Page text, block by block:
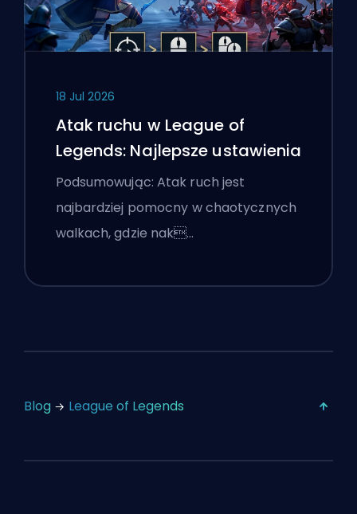
18 Jul 2026
Atak ruchu w League of
Legends: Najlepsze ustawienia
Podsumowując: Atak ruch jest
najbardziej pomocny w chaotycznych
walkach, gdzie nak…
Blog League of Legends